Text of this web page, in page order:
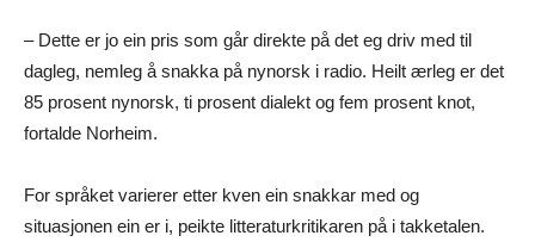
– Dette er jo ein pris som går direkte på det eg driv med til
dagleg, nemleg å snakka på nynorsk i radio. Heilt ærleg er det
85 prosent nynorsk, ti prosent dialekt og fem prosent knot,
fortalde Norheim.
For språket varierer etter kven ein snakkar med og
situasjonen ein er i, peikte litteraturkritikaren på i takketalen.